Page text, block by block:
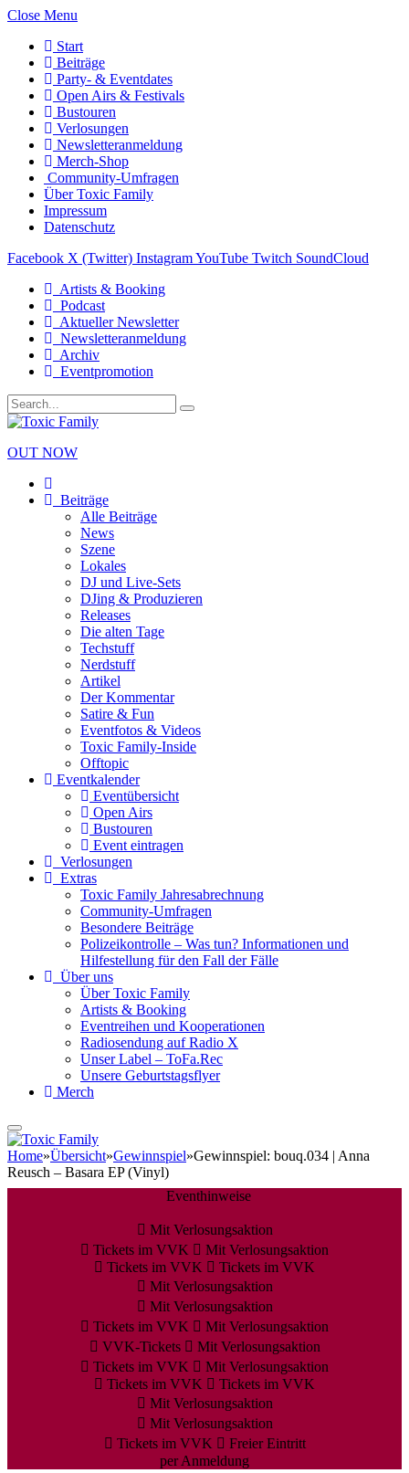
Close Menu
Start
Beiträge
Party- & Eventdates
Open Airs & Festivals
Bustouren
Verlosungen
Newsletteranmeldung
Merch-Shop
Community-Umfragen
Über Toxic Family
Impressum
Datenschutz
Facebook X (Twitter) InstagramYouTube Twitch SoundCloud
Artists & Booking
Podcast
Aktueller Newsletter
Newsletteranmeldung
Archiv
Eventpromotion
OUT NOW
Beiträge
Alle Beiträge
News
Szene
Lokales
DJ und Live-Sets
DJing & Produzieren
Releases
Die alten Tage
Techstuff
Nerdstuff
Artikel
Der Kommentar
Satire & Fun
Eventfotos & Videos
Toxic Family-Inside
Offtopic
Eventkalender
Eventübersicht
Open Airs
Bustouren
Event eintragen
Verlosungen
Extras
Toxic Family Jahresabrechnung
Community-Umfragen
Besondere Beiträge
Polizeikontrolle – Was tun? Informationen und
Hilfestellung für den Fall der Fälle
Über uns
Über Toxic Family
Artists & Booking
Eventreihen und Kooperationen
Radiosendung auf Radio X
Unser Label – ToFa.Rec
Unsere Geburtstagsflyer
Merch
Home»Übersicht»Gewinnspiel»Gewinnspiel: bouq.034 | Anna
Reusch – Basara EP (Vinyl)
Eventhinweise
Mit Verlosungsaktion
Tickets im VVK
Mit Verlosungsaktion
Tickets im VVK
Tickets im VVK
Mit Verlosungsaktion
Mit Verlosungsaktion
Tickets im VVK
Mit Verlosungsaktion
VVK-Tickets
Mit Verlosungsaktion
Tickets im VVK
Mit Verlosungsaktion
Tickets im VVK
Tickets im VVK
Mit Verlosungsaktion
Mit Verlosungsaktion
Tickets im VVK
Freier Eintritt
per Anmeldung